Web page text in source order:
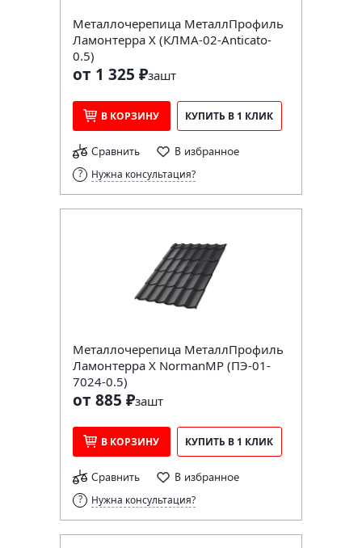
Металлочерепица МеталлПрофиль
Ламонтерра X (КЛМА-02-Anticato-
0.5)
от 1 325 ₽зашт
В КОРЗИНУ КУПИТЬ В 1 КЛИК
Сравнить В избранное
Нужна консультация?
Металлочерепица МеталлПрофиль
Ламонтерра X NormanMP (ПЭ-01-
7024-0.5)
от 885 ₽зашт
В КОРЗИНУ КУПИТЬ В 1 КЛИК
Сравнить В избранное
Нужна консультация?